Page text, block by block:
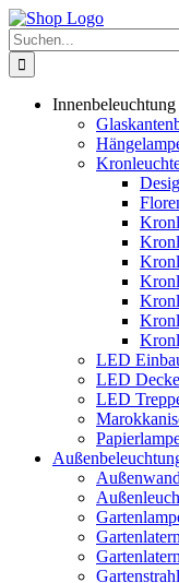
Zum
Inhalt
springen
Suche
nach:
Innenbeleuchtung
LED
LED
LED